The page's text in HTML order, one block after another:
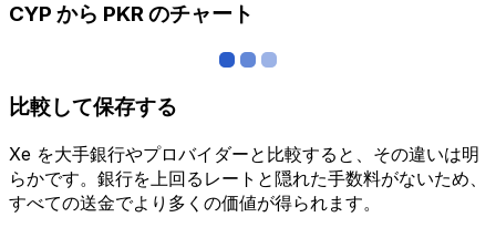
CYP から PKR のチャート
比較して保存する
Xe を大手銀行やプロバイダーと比較すると、その違いは明
らかです。銀行を上回るレートと隠れた手数料がないため、
すべての送金でより多くの価値が得られます。